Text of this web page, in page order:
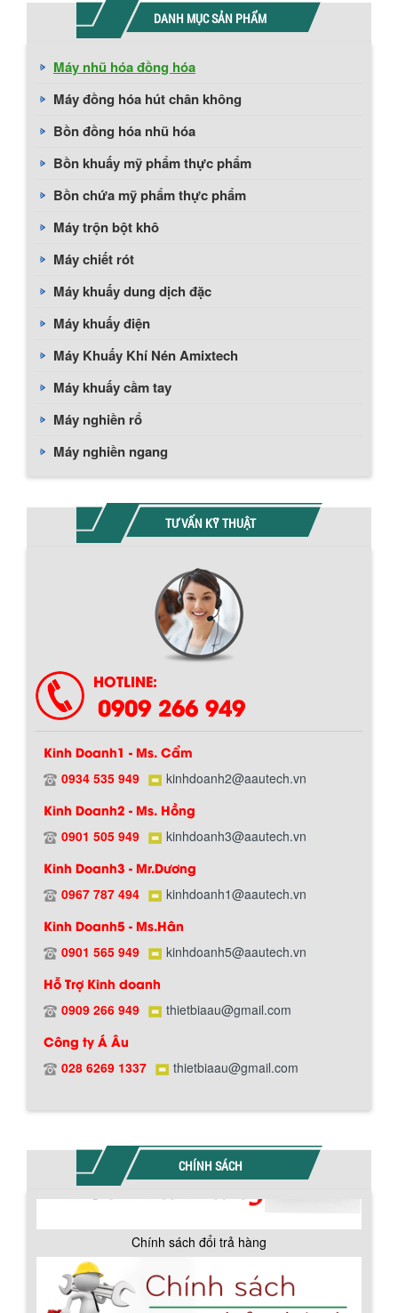
DANH MỤC SẢN PHẨM
Máy nhũ hóa đồng hóa
Máy đồng hóa hút chân không
Bồn đồng hóa nhũ hóa
Bồn khuấy mỹ phẩm thực phẩm
Bồn chứa mỹ phẩm thực phẩm
Máy trộn bột khô
Máy chiết rót
Máy khuấy dung dịch đặc
Máy khuấy điện
Máy Khuấy Khí Nén Amixtech
Máy khuấy cầm tay
Máy nghiền rổ
Máy nghiền ngang
TƯ VẤN KỸ THUẬT
HOTLINE:
0909 266 949
Kinh Doanh1 - Ms. Cẩm
0934 535 949 kinhdoanh2@aautech.vn
Kinh Doanh2 - Ms. Hồng
0901 505 949 kinhdoanh3@aautech.vn
Kinh Doanh3 - Mr.Dương
0967 787 494 kinhdoanh1@aautech.vn
Kinh Doanh5 - Ms.Hân
0901 565 949 kinhdoanh5@aautech.vn
Hỗ Trợ Kinh doanh
0909 266 949 thietbiaau@gmail.com
Công ty Á Âu
028 6269 1337 thietbiaau@gmail.com
CHÍNH SÁCH
Chính sách giao hàng
Chính sách đổi trả hàng